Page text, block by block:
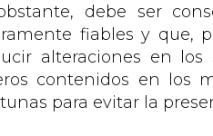
debe ser
fiables y que,
alteraciones en
contenidos en los
para evitar la